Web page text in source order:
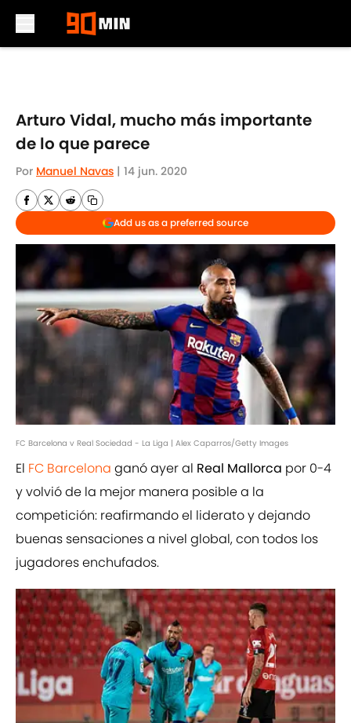
Arturo Vidal, mucho más importante
de lo que parece
Por Manuel Navas | 14 jun. 2020
Add us as a preferred source
FC Barcelona v Real Sociedad - La Liga | Alex Caparros/Getty Images
El FC Barcelona ganó ayer al Real Mallorca por 0-4
y volvió de la mejor manera posible a la
competición: reafirmando el liderato y dejando
buenas sensaciones a nivel global, con todos los
jugadores enchufados.